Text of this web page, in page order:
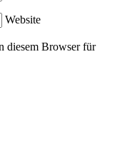
Website
diesem Browser für